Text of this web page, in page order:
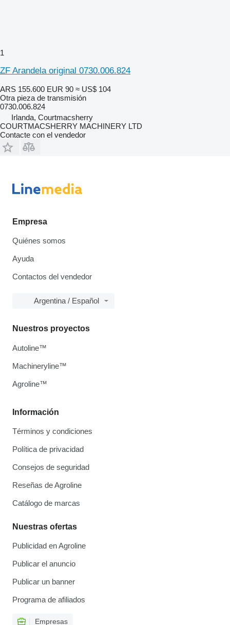
1
ZF Arandela original 0730.006.824
ARS 155.600 EUR 90 ≈ US$ 104
Otra pieza de transmisión
0730.006.824
Irlanda, Courtmacsherry
COURTMACSHERRY MACHINERY LTD
Contacte con el vendedor
Empresa
Quiénes somos
Ayuda
Contactos del vendedor
Argentina / Español
Información
Términos y condiciones
Política de privacidad
Consejos de seguridad
Reseñas de Agroline
Catálogo de marcas
Nuestras ofertas
Publicidad en Agroline
Publicar el anuncio
Publicar un banner
Programa de afiliados
Empresas
Nuestros proyectos
Autoline™
Machineryline™
Agroline™